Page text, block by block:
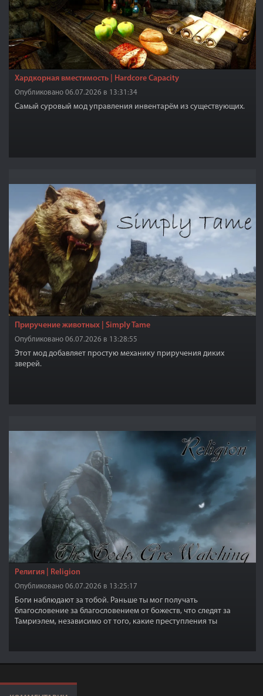
Хардкорная вместимость | Hardcore Capacity
Опубликовано 06.07.2026 в 13:31:34
Самый суровый мод управления инвентарём из существующих.
Приручение животных | Simply Tame
Опубликовано 06.07.2026 в 13:28:55
Этот мод добавляет простую механику приручения диких
зверей.
Религия | Religion
Опубликовано 06.07.2026 в 13:25:17
Боги наблюдают за тобой. Раньше ты мог получать
благословение за благословением от божеств, что следят за
Тамриэлем, независимо от того, какие преступления ты